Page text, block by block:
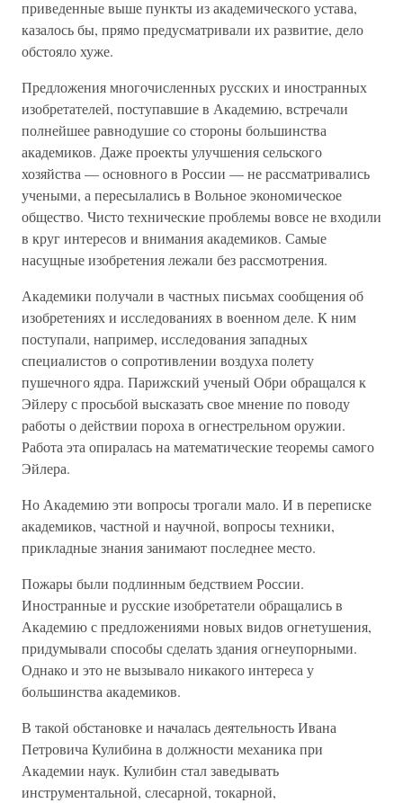
приведенные выше пункты из академического устава,
казалось бы, прямо предусматривали их развитие, дело
обстояло хуже.
Предложения многочисленных русских и иностранных
изобретателей, поступавшие в Академию, встречали
полнейшее равнодушие со стороны большинства
академиков. Даже проекты улучшения сельского
хозяйства — основного в России — не рассматривались
учеными, а пересылались в Вольное экономическое
общество. Чисто технические проблемы вовсе не входили
в круг интересов и внимания академиков. Самые
насущные изобретения лежали без рассмотрения.
Академики получали в частных письмах сообщения об
изобретениях и исследованиях в военном деле. К ним
поступали, например, исследования западных
специалистов о сопротивлении воздуха полету
пушечного ядра. Парижский ученый Обри обращался к
Эйлеру с просьбой высказать свое мнение по поводу
работы о действии пороха в огнестрельном оружии.
Работа эта опиралась на математические теоремы самого
Эйлера.
Но Академию эти вопросы трогали мало. И в переписке
академиков, частной и научной, вопросы техники,
прикладные знания занимают последнее место.
Пожары были подлинным бедствием России.
Иностранные и русские изобретатели обращались в
Академию с предложениями новых видов огнетушения,
придумывали способы сделать здания огнеупорными.
Однако и это не вызывало никакого интереса у
большинства академиков.
В такой обстановке и началась деятельность Ивана
Петровича Кулибина в должности механика при
Академии наук. Кулибин стал заведывать
инструментальной, слесарной, токарной,